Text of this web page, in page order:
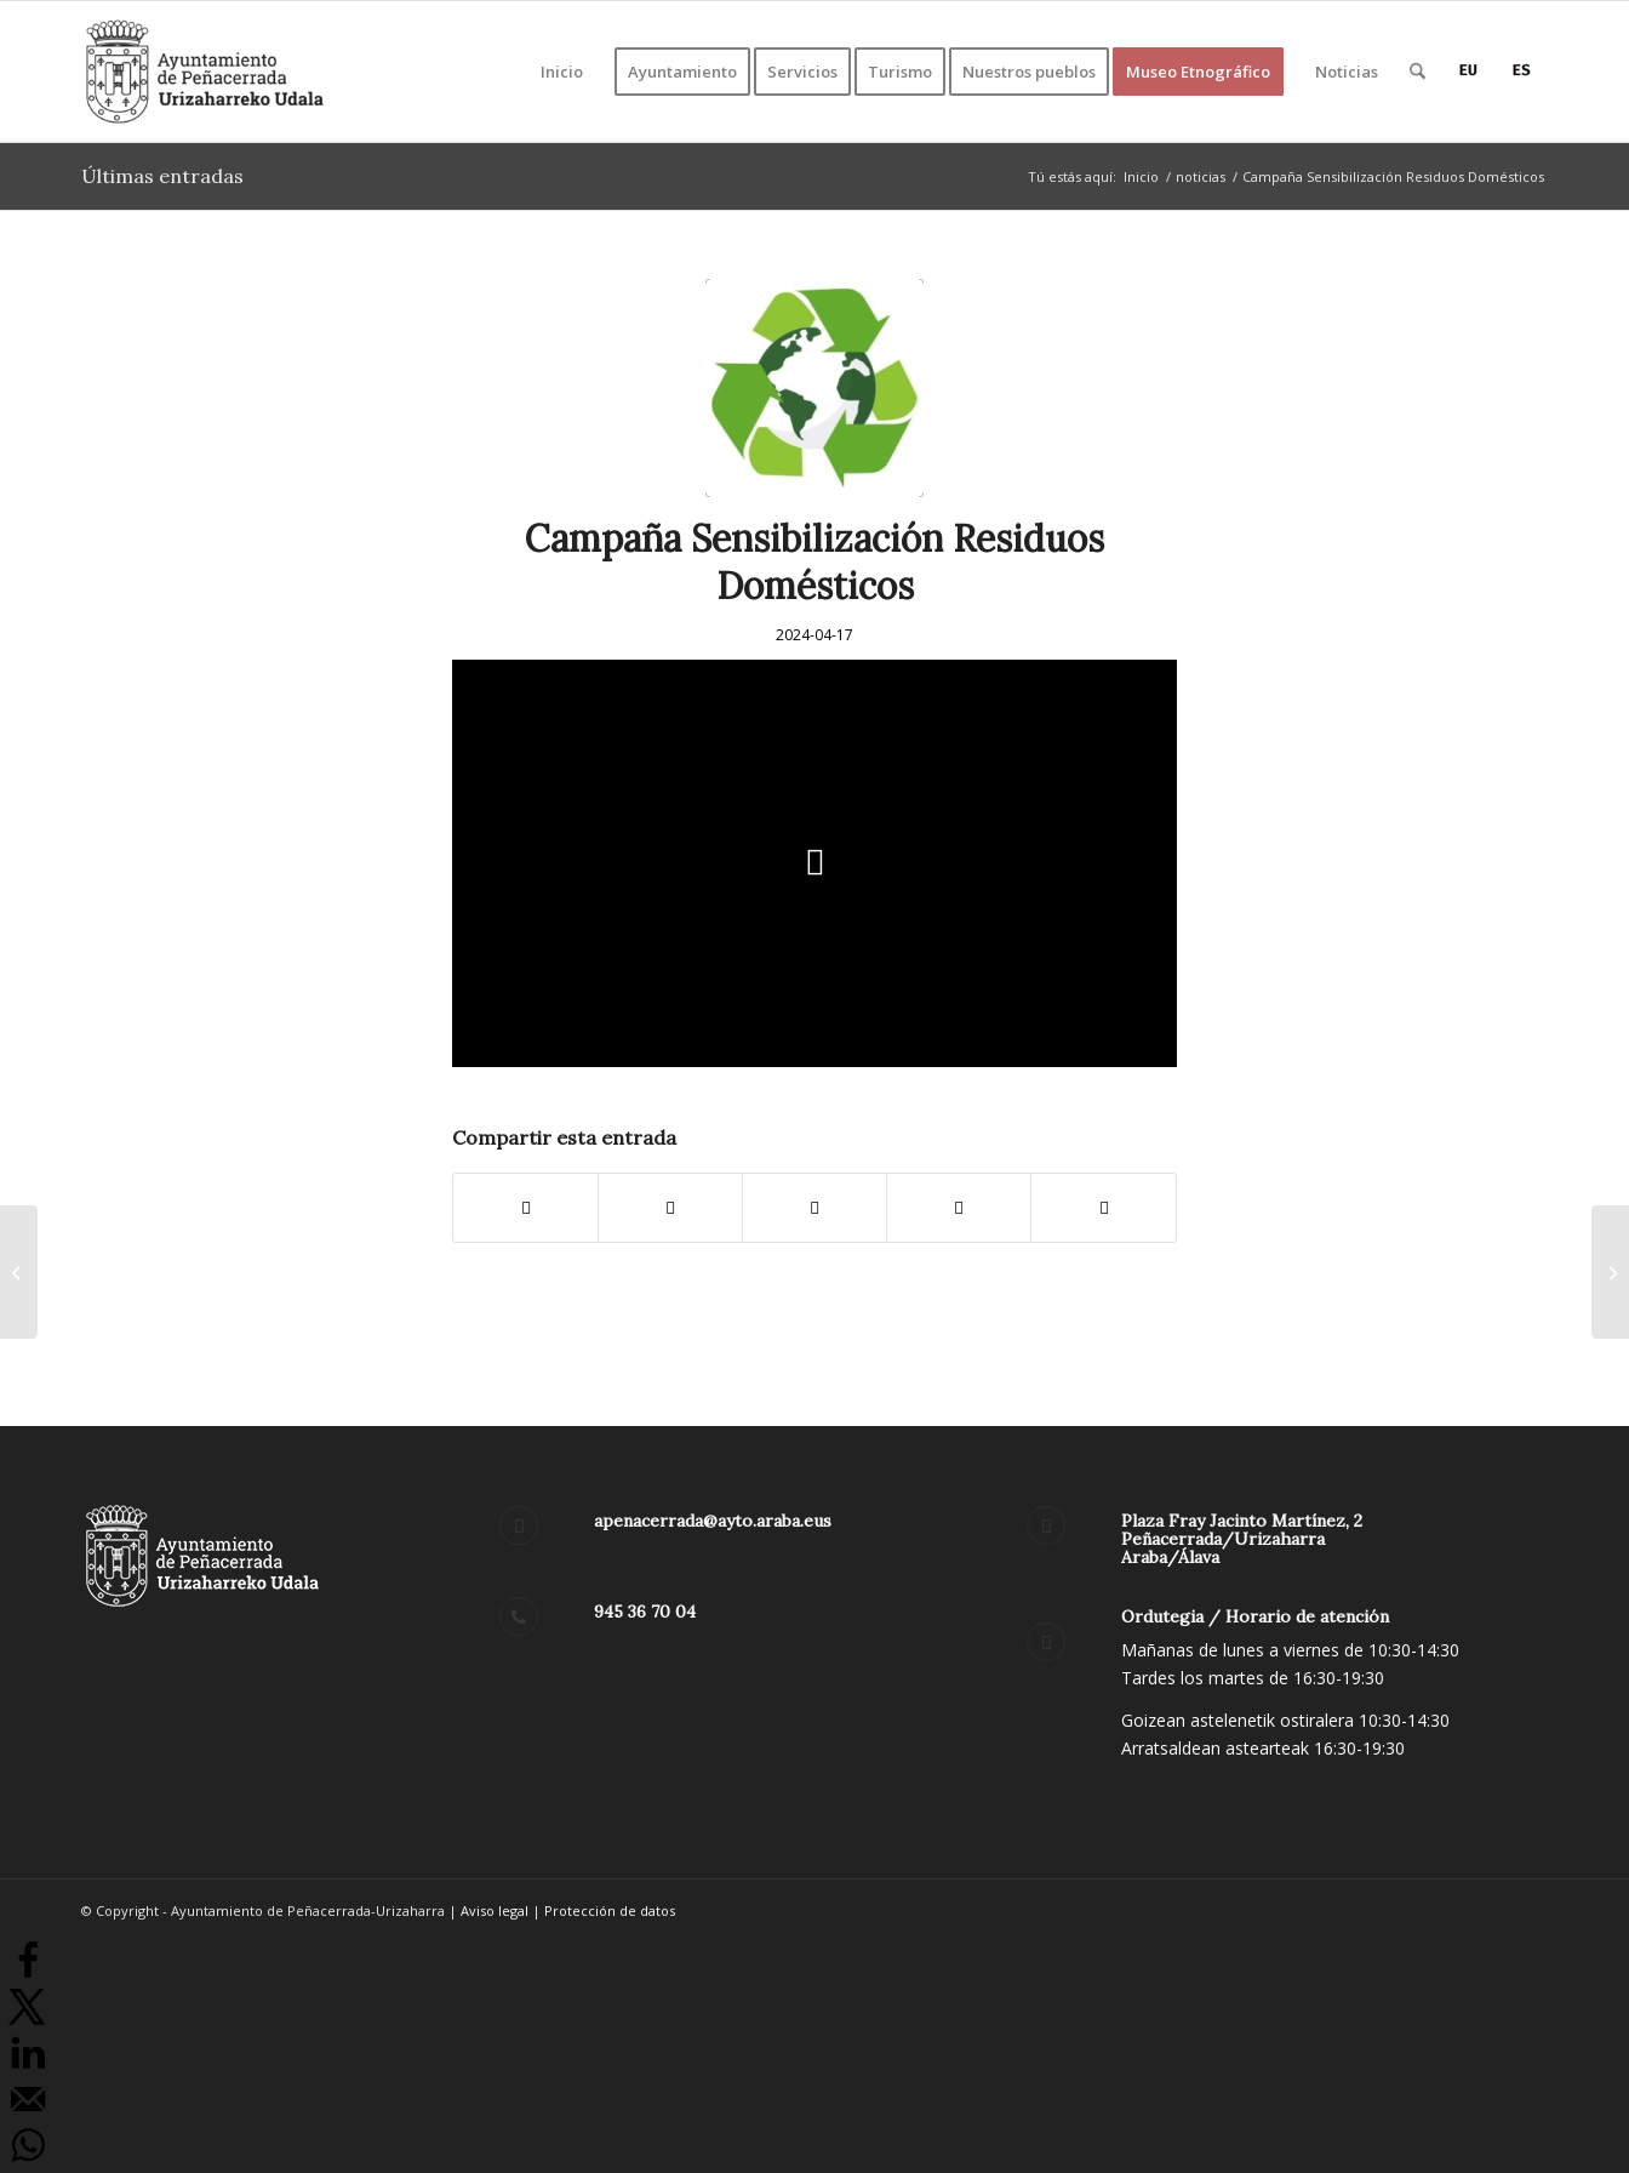
Inicio Ayuntamiento Servicios Turismo Nuestros pueblos Museo Etnográfico Noticias
Últimas entradas Tú estás aquí: Inicio / noticias / Campaña Sensibilización Residuos Domésticos
Campaña Sensibilización Residuos
Domésticos
2024-04-17
Compartir esta entrada
apenacerrada@ayto.araba.eus
945 36 70 04
Plaza Fray Jacinto Martínez, 2
Peñacerrada/Urizaharra
Araba/Álava
Ordutegia / Horario de atención
Mañanas de lunes a viernes de 10:30-14:30
Tardes los martes de 16:30-19:30
Goizean astelenetik ostiralera 10:30-14:30
Arratsaldean astearteak 16:30-19:30
© Copyright - Ayuntamiento de Peñacerrada-Urizaharra | Aviso legal | Protección de datos